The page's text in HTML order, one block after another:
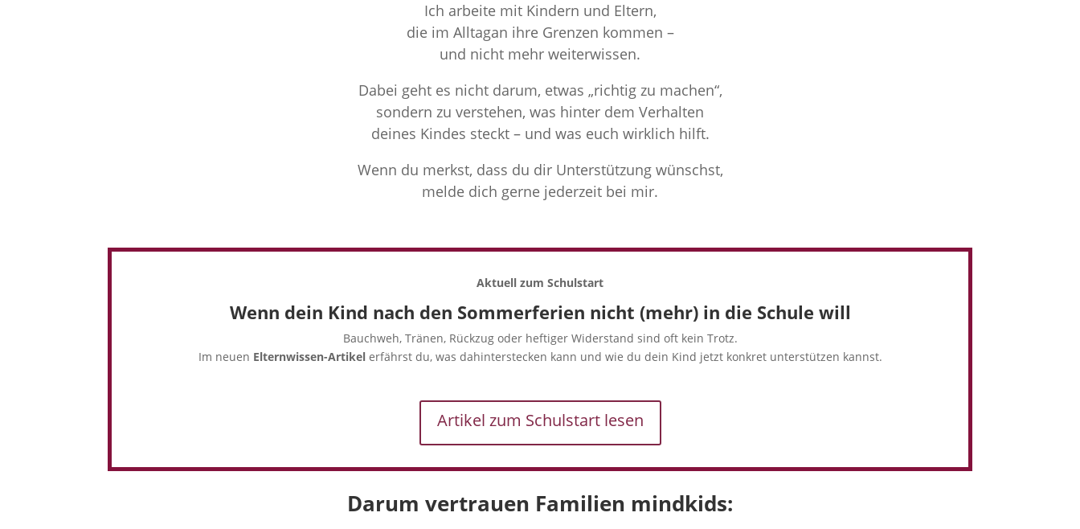
Ich arbeite mit Kindern und Eltern,
die im Alltagan ihre Grenzen kommen –
und nicht mehr weiterwissen.
Dabei geht es nicht darum, etwas „richtig zu machen“,
sondern zu verstehen, was hinter dem Verhalten
deines Kindes steckt – und was euch wirklich hilft.
Wenn du merkst, dass du dir Unterstützung wünschst,
melde dich gerne jederzeit bei mir.
Aktuell zum Schulstart
Wenn dein Kind nach den Sommerferien nicht (mehr) in die Schule will
Bauchweh, Tränen, Rückzug oder heftiger Widerstand sind oft kein Trotz.
Im neuen Elternwissen-Artikelerfährst du, was dahinterstecken kann und wie du dein Kind jetzt konkret unterstützen kannst.
Artikel zum Schulstart lesen
Darum vertrauen Familien mindkids: